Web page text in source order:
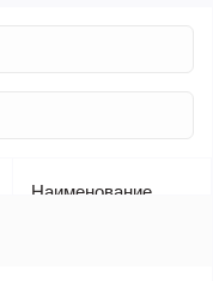
Наименование